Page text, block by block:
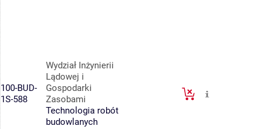
100-BUD-
1S-588
Wydział Inżynierii
Lądowej i
Gospodarki
Zasobami
Technologia robót
budowlanych